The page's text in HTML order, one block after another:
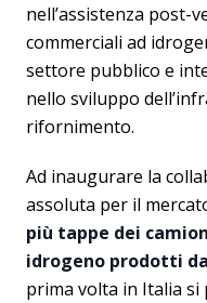
nell’assistenza post-
commerciali ad
settore pubblico e
nello sviluppo
rifornimento.
Ad inaugurare la
assoluta per il
più tappe dei
idrogeno prodotti
prima volta in Italia